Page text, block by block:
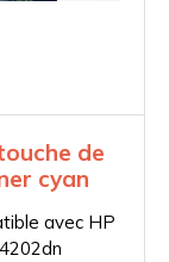
de
cyan
avec HP
4202dn